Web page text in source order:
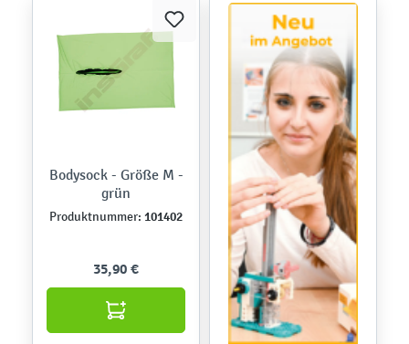
Bodysock - Größe M -
grün
Produktnummer: 101402
35,90 €